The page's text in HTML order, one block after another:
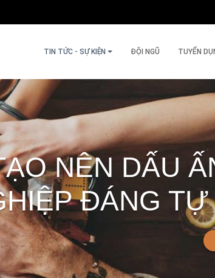
TIN TỨC - SỰ KIỆN ĐỘI NGŨ TUYỂN
NÊN DẤU
ĐÁNG TỰ